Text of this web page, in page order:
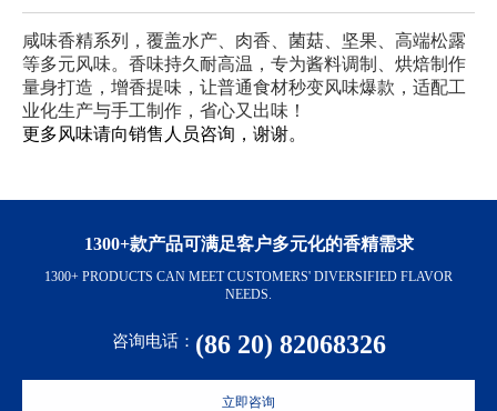
咸味香精系列，覆盖水产、肉香、菌菇、坚果、高端松露
等多元风味。香味持久耐高温，专为酱料调制、烘焙制作
量身打造，增香提味，让普通食材秒变风味爆款，适配工
业化生产与手工制作，省心又出味！
更多风味请向销售人员咨询，谢谢。
1300+款产品可满足客户多元化的香精需求
1300+ PRODUCTS CAN MEET CUSTOMERS' DIVERSIFIED FLAVOR
NEEDS.
咨询电话： (86 20) 82068326
立即咨询